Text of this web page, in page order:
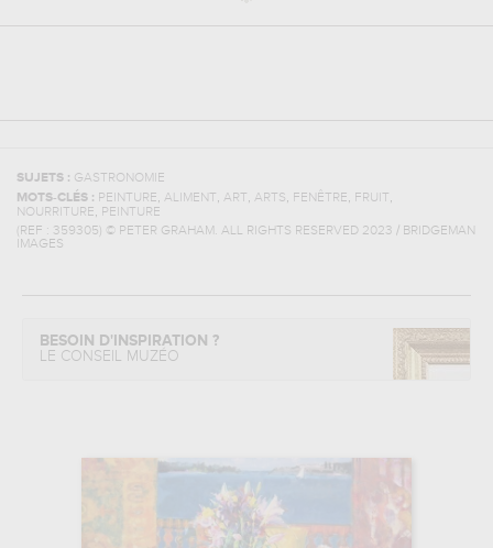
SUJETS : GASTRONOMIE
MOTS-CLÉS : PEINTURE, ALIMENT, ART, ARTS, FENÊTRE, FRUIT,
NOURRITURE, PEINTURE
(REF : 359305) © PETER GRAHAM. ALL RIGHTS RESERVED 2023 / BRIDGEMAN
IMAGES
BESOIN D'INSPIRATION ?
LE CONSEIL MUZÉO